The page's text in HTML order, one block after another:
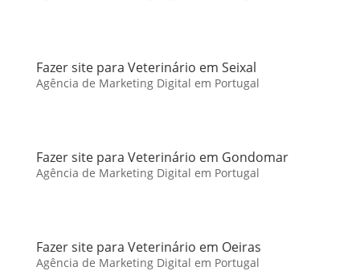
Fazer site para Veterinário em Seixal
Agência de Marketing Digital em Portugal
Fazer site para Veterinário em Gondomar
Agência de Marketing Digital em Portugal
Fazer site para Veterinário em Oeiras
Agência de Marketing Digital em Portugal